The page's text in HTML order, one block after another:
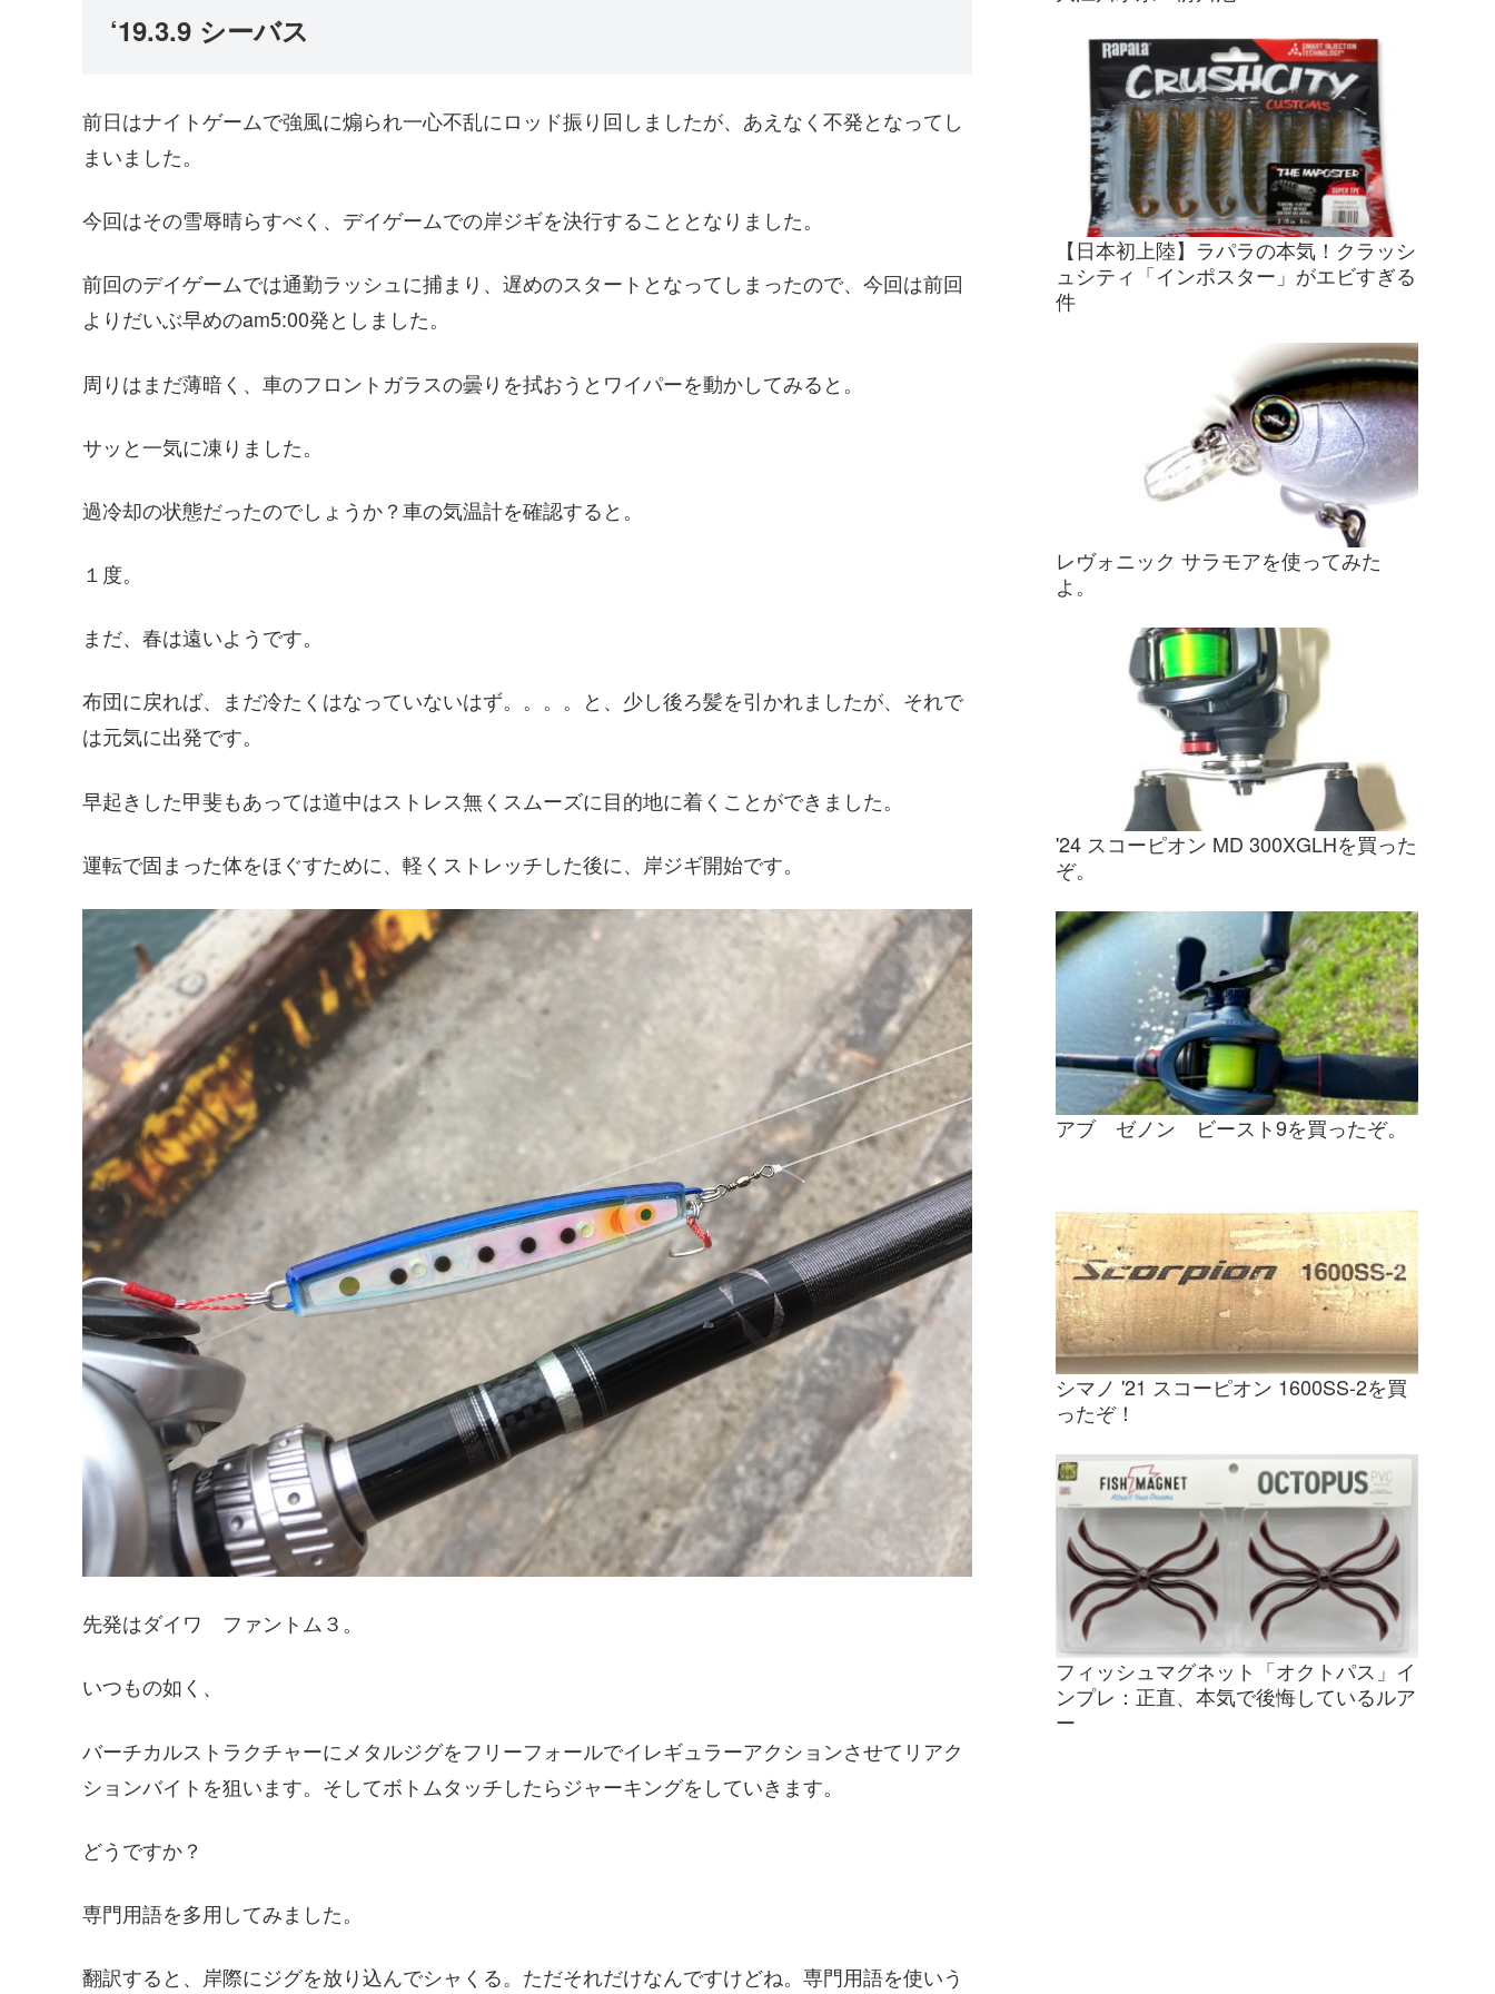
‘19.3.9 シーバス
前日はナイトゲームで強風に煽られ一心不乱にロッド振り回しましたが、あえなく不発となってし
まいました。
今回はその雪辱晴らすべく、デイゲームでの岸ジギを決行することとなりました。
前回のデイゲームでは通勤ラッシュに捕まり、遅めのスタートとなってしまったので、今回は前回
よりだいぶ早めのam5:00発としました。
周りはまだ薄暗く、車のフロントガラスの曇りを拭おうとワイパーを動かしてみると。
サッと一気に凍りました。
過冷却の状態だったのでしょうか？車の気温計を確認すると。
１度。
まだ、春は遠いようです。
布団に戻れば、まだ冷たくはなっていないはず。。。。と、少し後ろ髪を引かれましたが、それで
は元気に出発です。
早起きした甲斐もあっては道中はストレス無くスムーズに目的地に着くことができました。
運転で固まった体をほぐすために、軽くストレッチした後に、岸ジギ開始です。
先発はダイワ ファントム３。
いつもの如く、
バーチカルストラクチャーにメタルジグをフリーフォールでイレギュラーアクションさせてリアク
ションバイトを狙います。そしてボトムタッチしたらジャーキングをしていきます。
どうですか？
専門用語を多用してみました。
翻訳すると、岸際にジグを放り込んでシャくる。ただそれだけなんですけどね。専門用語を使いう
【日本初上陸】ラパラの本気！クラッシ
ュシティ「インポスター」がエビすぎる
件
レヴォニック サラモアを使ってみた
よ。
'24 スコーピオン MD 300XGLHを買った
ぞ。
アブ ゼノン ビースト9を買ったぞ。
シマノ '21 スコーピオン 1600SS-2を買
ったぞ！
フィッシュマグネット「オクトパス」イ
ンプレ：正直、本気で後悔しているルア
ー